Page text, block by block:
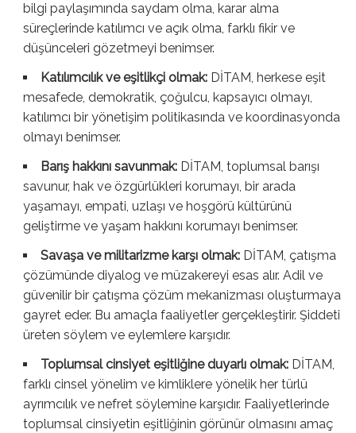
bilgi paylaşımında saydam olma, karar alma
süreçlerinde katılımcı ve açık olma, farklı fikir ve
düşünceleri gözetmeyi benimser.
Katılımcılık ve eşitlikçi olmak: DİTAM, herkese eşit
mesafede, demokratik, çoğulcu, kapsayıcı olmayı,
katılımcı bir yönetişim politikasında ve koordinasyonda
olmayı benimser.
Barış hakkını savunmak: DİTAM, toplumsal barışı
savunur, hak ve özgürlükleri korumayı, bir arada
yaşamayı, empati, uzlaşı ve hoşgörü kültürünü
geliştirme ve yaşam hakkını korumayı benimser.
Savaşa ve militarizme karşı olmak: DİTAM, çatışma
çözümünde diyalog ve müzakereyi esas alır. Adil ve
güvenilir bir çatışma çözüm mekanizması oluşturmaya
gayret eder. Bu amaçla faaliyetler gerçekleştirir. Şiddeti
üreten söylem ve eylemlere karşıdır.
Toplumsal cinsiyet eşitliğine duyarlı olmak: DİTAM,
farklı cinsel yönelim ve kimliklere yönelik her türlü
ayrımcılık ve nefret söylemine karşıdır. Faaliyetlerinde
toplumsal cinsiyetin eşitliğinin görünür olmasını amaç